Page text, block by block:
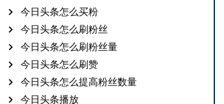
今日头条怎么买粉
今日头条怎么刷粉丝
今日头条怎么刷粉丝量
今日头条怎么刷赞
今日头条怎么提高粉丝数量
今日头条播放